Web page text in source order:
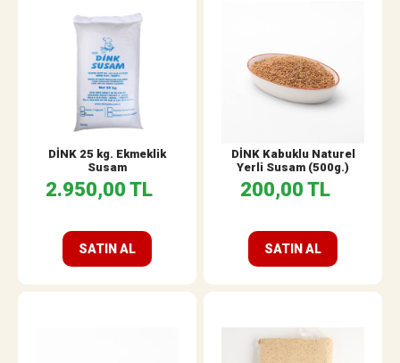
DİNK 25 kg. Ekmeklik
Susam
2.950,00 TL
SATIN AL
DİNK Kabuklu Naturel
Yerli Susam (500g.)
200,00 TL
SATIN AL